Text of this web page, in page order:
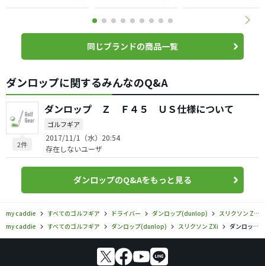
同じブランドの商品一覧
ダンロップに関するみんなのQ&A
2件
ダンロップ Ｚ Ｆ４５ ＵＳ仕様について
ゴルフギア
2017/11/1（水）20:54
存在しないユーザ
ダンロップのQ&Aをもっと見る
my caddie すべてのゴルフギア ドライバー ダンロップ(dunlop)
スリクソン ZXi
my caddie
すべてのゴルフギア ダンロップ(dunlop) スリクソン ZXi ダンロップ／スリクソン ZXi／スリクソン ZXi ドライバーの口コミ評価